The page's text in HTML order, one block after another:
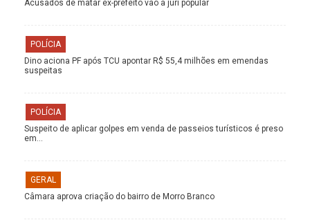
Acusados de matar ex-prefeito vão a júri popular
POLÍCIA
Dino aciona PF após TCU apontar R$ 55,4 milhões em emendas
suspeitas
POLÍCIA
Suspeito de aplicar golpes em venda de passeios turísticos é preso
em…
GERAL
Câmara aprova criação do bairro de Morro Branco